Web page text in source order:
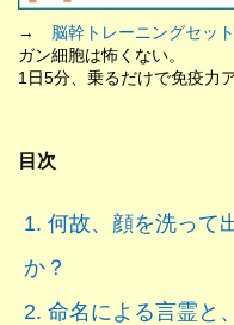
→ 脳幹トレーニングセット
ガン細胞は怖くない。
1日5分、乗るだけで免疫力ア
目次
1. 何故、顔を洗って
か？
2. 命名による言霊と